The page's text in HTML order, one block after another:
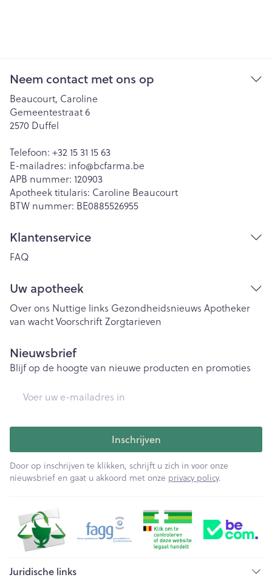
Neem contact met ons op
Beaucourt, Caroline
Gemeentestraat 6
2570 Duffel
Telefoon: +32 15 31 15 63
E-mailadres: info@bcfarma.be
APB nummer: 120903
Apotheek titularis: Caroline Beaucourt
BTW nummer: BE0885526955
Klantenservice
FAQ
Uw apotheek
Over ons Nuttige links Gezondheidsnieuws Apotheker
van wachtVoorschriftZorgtarieven
Nieuwsbrief
Blijf op de hoogte van nieuwe producten en promoties
Inschrijven
Door op inschrijven te klikken, schrijft u zich in voor onze
nieuwsbrief en gaat u akkoord met onze privacy policy.
Juridische links